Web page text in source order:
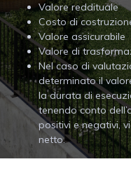
Valore reddituale
Costo di
Valore assicurabile
Valore di
Nel caso di
determinato il
la durata di
tenendo conto
positivi e negativi,
netto.